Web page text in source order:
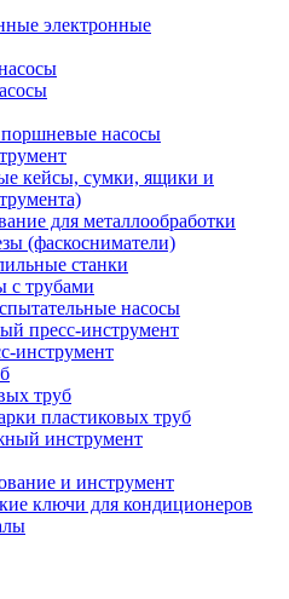
электронные
насосы
кейсы, сумки, ящики и
для металлообработки
(фаскосниматели)
станки
с трубами
насосы
пресс-инструмент
инструмент
труб
пластиковых труб
инструмент
и инструмент
ключи для кондиционеров